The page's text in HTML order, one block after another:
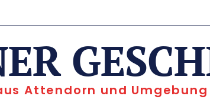
Attendorn und Umgebung